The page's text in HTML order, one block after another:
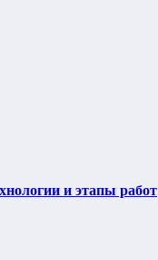
и этапы работ